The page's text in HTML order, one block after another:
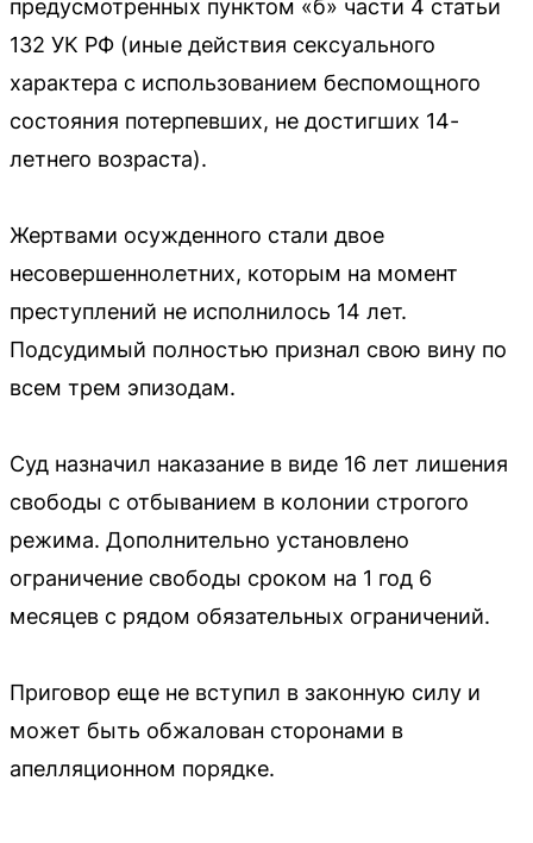
предусмотренных пунктом «б» части 4 статьи
132 УК РФ (иные действия сексуального
характера с использованием беспомощного
состояния потерпевших, не достигших 14-
летнего возраста).
Жертвами осужденного стали двое
несовершеннолетних, которым на момент
преступлений не исполнилось 14 лет.
Подсудимый полностью признал свою вину по
всем трем эпизодам.
Суд назначил наказание в виде 16 лет лишения
свободы с отбыванием в колонии строгого
режима. Дополнительно установлено
ограничение свободы сроком на 1 год 6
месяцев с рядом обязательных ограничений.
Приговор еще не вступил в законную силу и
может быть обжалован сторонами в
апелляционном порядке.